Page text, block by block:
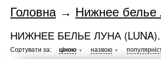
Головна→ Нижнее белье
НИЖНЕЕ БЕЛЬЕ ЛУНА (LUNA).
Сортувати за: ціною ▼ назвою ▼